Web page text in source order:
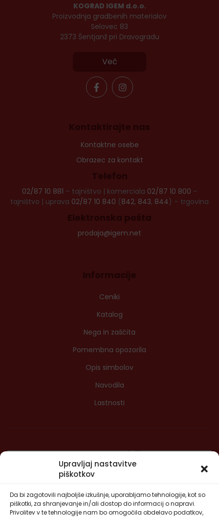
Upravljaj nastavitve
piškotkov
Da bi zagotovili najboljše izkušnje, uporabljamo tehnologije, kot so
piškotki, za shranjevanje in/ali dostop do informacij o napravi.
Privolitev v te tehnologije nam bo omogočila obdelavo podatkov,
KOGRAD IGEM d.o.o.
Proizvodnja gradbenih materialov
Selovec 83
2373 Šentjanž pri Dravogradu
Več
Kontaktirajte nas
Kontaktne osebe
Obrazec za kontakt
Telefon
02/87 10 881 – tajništvo | komerciala 02/87 10 800 –
tajništvo | uprava 02/87 10 840 (842, 843, 844) – trgovina
Elektronska pošta
prodaja@igem.net
Informacije
Ceniki
Katalog
Nega in zaščita
Pomembna opozorila
Opis simbolov
Navodila
Lastnosti